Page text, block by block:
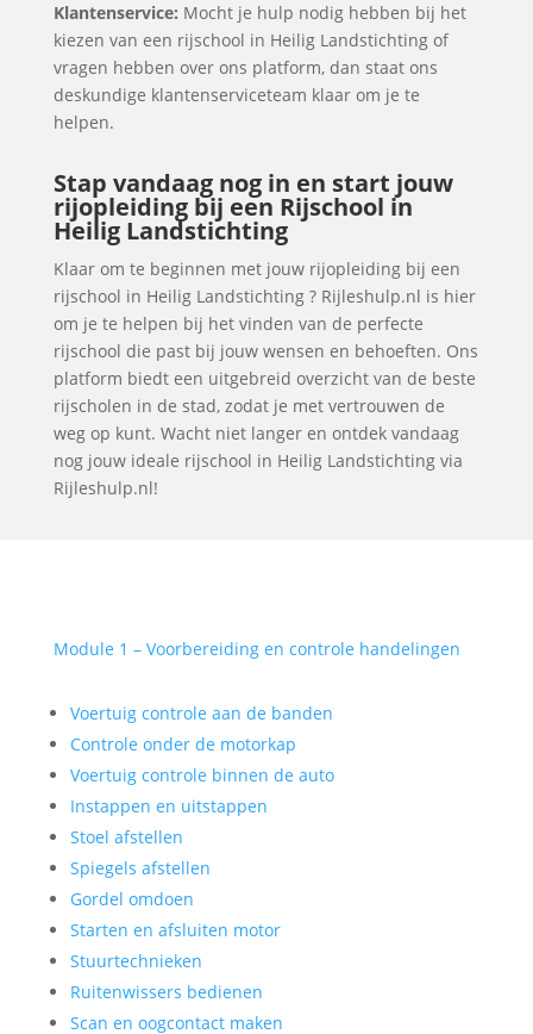
Klantenservice: Mocht je hulp nodig hebben bij het
kiezen van een rijschool in Heilig Landstichting of
vragen hebben over ons platform, dan staat ons
deskundige klantenserviceteam klaar om je te
helpen.
Stap vandaag nog in en start jouw
rijopleiding bij een Rijschool in
Heilig Landstichting
Klaar om te beginnen met jouw rijopleiding bij een
rijschool in Heilig Landstichting ? Rijleshulp.nl is hier
om je te helpen bij het vinden van de perfecte
rijschool die past bij jouw wensen en behoeften. Ons
platform biedt een uitgebreid overzicht van de beste
rijscholen in de stad, zodat je met vertrouwen de
weg op kunt. Wacht niet langer en ontdek vandaag
nog jouw ideale rijschool in Heilig Landstichting via
Rijleshulp.nl!
Module 1 – Voorbereiding en controle handelingen
Voertuig controle aan de banden
Controle onder de motorkap
Voertuig controle binnen de auto
Instappen en uitstappen
Stoel afstellen
Spiegels afstellen
Gordel omdoen
Starten en afsluiten motor
Stuurtechnieken
Ruitenwissers bedienen
Scan en oogcontact maken